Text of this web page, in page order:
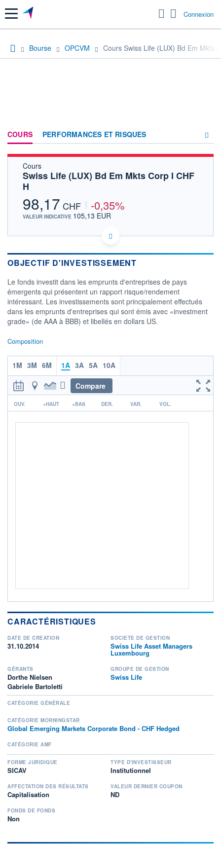
Menu Connexion
Bourse OPCVM Cours Swiss Life (LUX) Bd Em Mkts
COURS PERFORMANCES ET RISQUES
FORUM
Cours
Swiss Life (LUX) Bd Em Mkts Corp I CHF
H
98,17 CHF -0,35%
VALEUR INDICATIVE 105,13 EUR
LU1098217646 - Swiss Life Asset Managers
OPCVM DERNIER COURS CONNU AU 06/08/2026
100
CATÉGORIE MORNINGSTAR
Global Emerging Markets
Corporate Bond - CHF
Hedged
FONDS PARTENAIRES
TARIFS PRIVILÉGIÉS 0%
OBJECTIF D'INVESTISSEMENT
Le fonds investit dans les emprunts d'entreprises de pays
émergents qui présentent un rapport risque/rendement
intéressant. Les investissements sont principalement effectués
dans les emprunts d'entreprises qui sont émis avec «investment
grade» (de AAA à BBB) et libellés en dollars US.
Composition
1M 3M 6M 1A 3A 5A 10A
Compare
r
OUV. +HAUT +BAS DER. VAR. VOL.
CARACTÉRISTIQUES
DATE DE CRÉATION
31.10.2014
SOCIÉTÉ DE GESTION
Swiss Life Asset Managers
Luxembourg
GÉRANTS
Dorthe Nielsen
Gabriele Bartoletti
GROUPE DE GESTION
Swiss Life
CATÉGORIE GÉNÉRALE
CATÉGORIE MORNINGSTAR
Global Emerging Markets Corporate Bond - CHF Hedged
CATÉGORIE AMF
FORME JURIDIQUE
SICAV
TYPE D'INVESTISSEUR
Institutionnel
AFFECTATION DES RÉSULTATS
Capitalisation
VALEUR DERNIER COUPON
ND
FONDS DE FONDS
Non